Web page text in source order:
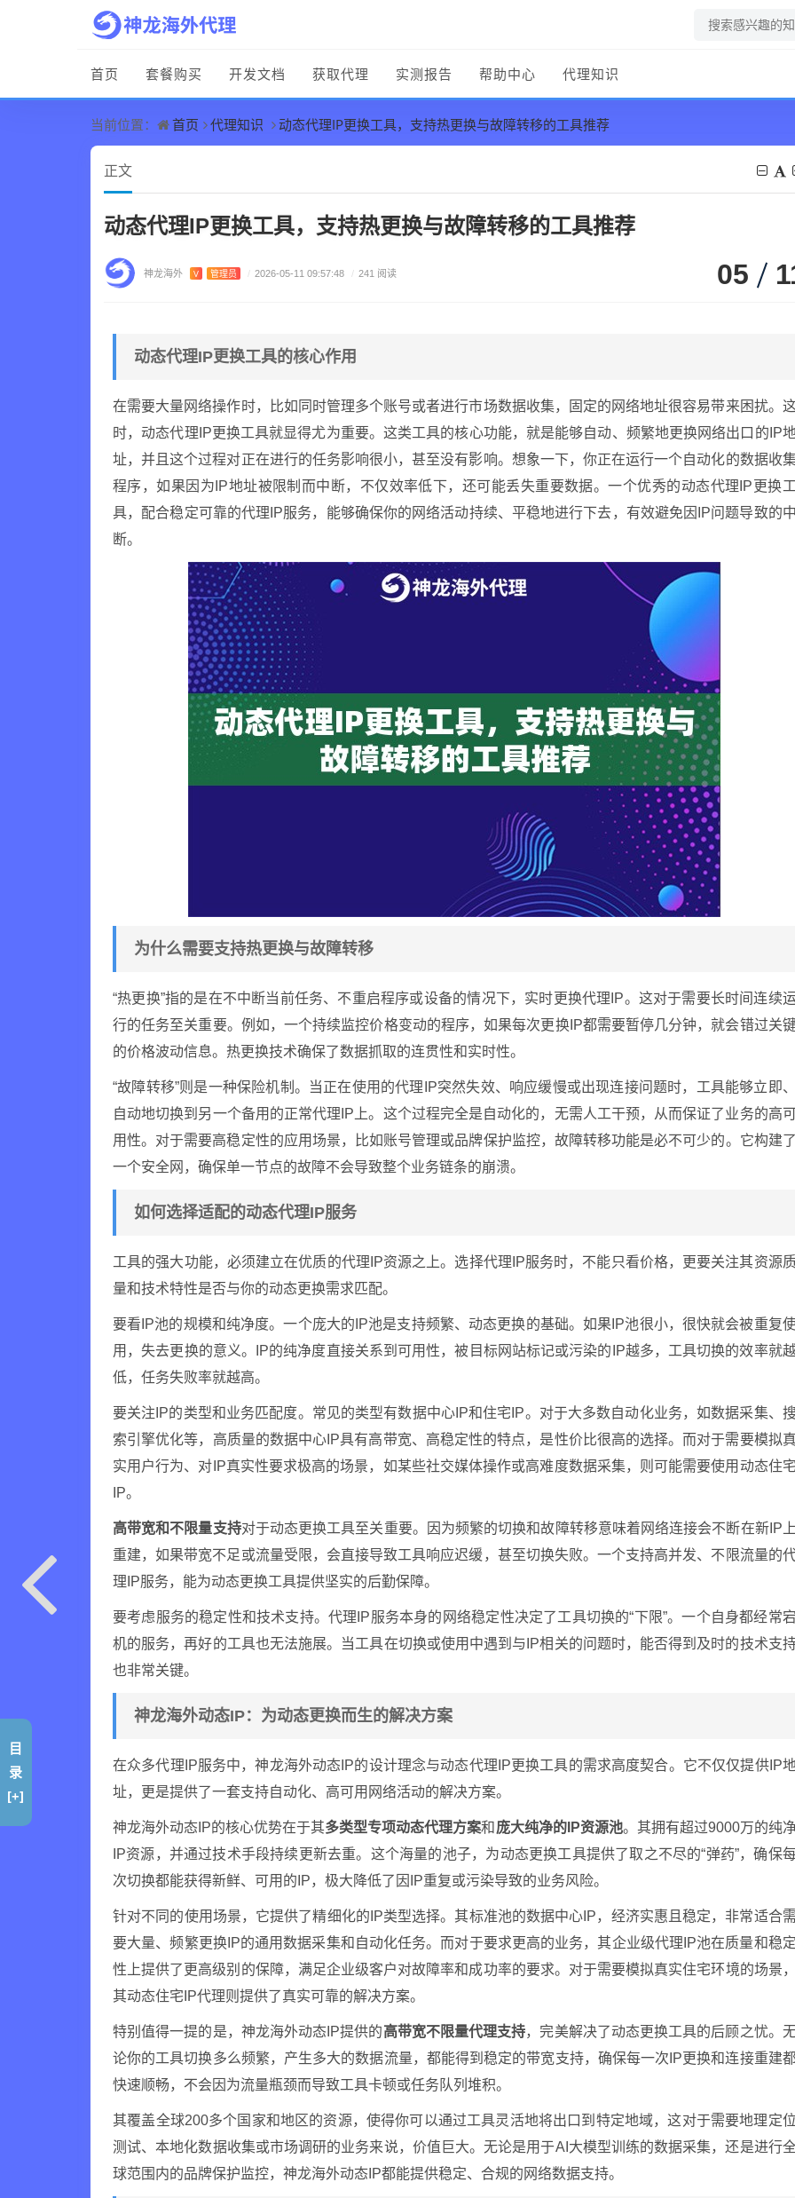
首页 套餐购买 开发文档 获取代理 实测报告 帮助中心 代理知识
当前位置： 首页 代理知识 动态代理IP更换工具，支持热更换与故障转移的工具推荐
正文
动态代理IP更换工具，支持热更换与故障转移的工具推荐
神龙海外 V 管理员 / 2026-05-11 09:57:48 / 241 阅读 05
动态代理IP更换工具的核心作用
在需要大量网络操作时，比如同时管理多个账号或者进行市场数据收集，固定的网络地址很容易带来困扰。这
时，动态代理IP更换工具就显得尤为重要。这类工具的核心功能，就是能够自动、频繁地更换网络出口的IP
址，并且这个过程对正在进行的任务影响很小，甚至没有影响。想象一下，你正在运行一个自动化的数据收
程序，如果因为IP地址被限制而中断，不仅效率低下，还可能丢失重要数据。一个优秀的动态代理IP更换工
具，配合稳定可靠的代理IP服务，能够确保你的网络活动持续、平稳地进行下去，有效避免因IP问题导致的中
断。
为什么需要支持热更换与故障转移
“热更换”指的是在不中断当前任务、不重启程序或设备的情况下，实时更换代理IP。这对于需要长时间连续
行的任务至关重要。例如，一个持续监控价格变动的程序，如果每次更换IP都需要暂停几分钟，就会错过关
的价格波动信息。热更换技术确保了数据抓取的连贯性和实时性。
“故障转移”则是一种保险机制。当正在使用的代理IP突然失效、响应缓慢或出现连接问题时，工具能够立即、
自动地切换到另一个备用的正常代理IP上。这个过程完全是自动化的，无需人工干预，从而保证了业务的高
用性。对于需要高稳定性的应用场景，比如账号管理或品牌保护监控，故障转移功能是必不可少的。它构建了
一个安全网，确保单一节点的故障不会导致整个业务链条的崩溃。
如何选择适配的动态代理IP服务
工具的强大功能，必须建立在优质的代理IP资源之上。选择代理IP服务时，不能只看价格，更要关注其资源
量和技术特性是否与你的动态更换需求匹配。
要看IP池的规模和纯净度。一个庞大的IP池是支持频繁、动态更换的基础。如果IP池很小，很快就会被重复
用，失去更换的意义。IP的纯净度直接关系到可用性，被目标网站标记或污染的IP越多，工具切换的效率就
低，任务失败率就越高。
要关注IP的类型和业务匹配度。常见的类型有数据中心IP和住宅IP。对于大多数自动化业务，如数据采集、搜
索引擎优化等，高质量的数据中心IP具有高带宽、高稳定性的特点，是性价比很高的选择。而对于需要模拟真
实用户行为、对IP真实性要求极高的场景，如某些社交媒体操作或高难度数据采集，则可能需要使用动态住宅
IP。
高带宽和不限量支持对于动态更换工具至关重要。因为频繁的切换和故障转移意味着网络连接会不断在新IP上
重建，如果带宽不足或流量受限，会直接导致工具响应迟缓，甚至切换失败。一个支持高并发、不限流量的
理IP服务，能为动态更换工具提供坚实的后勤保障。
要考虑服务的稳定性和技术支持。代理IP服务本身的网络稳定性决定了工具切换的“下限”。一个自身都经常宕
机的服务，再好的工具也无法施展。当工具在切换或使用中遇到与IP相关的问题时，能否得到及时的技术支
也非常关键。
神龙海外动态IP：为动态更换而生的解决方案
在众多代理IP服务中，神龙海外动态IP的设计理念与动态代理IP更换工具的需求高度契合。它不仅仅提供IP
址，更是提供了一套支持自动化、高可用网络活动的解决方案。
神龙海外动态IP的核心优势在于其多类型专项动态代理方案和 庞大纯净的IP资源池。其拥有超过9000万的纯
IP资源，并通过技术手段持续更新去重。这个海量的池子，为动态更换工具提供了取之不尽的“弹药”，确保
次切换都能获得新鲜、可用的IP，极大降低了因IP重复或污染导致的业务风险。
针对不同的使用场景，它提供了精细化的IP类型选择。其标准池的数据中心IP，经济实惠且稳定，非常适合需
要大量、频繁更换IP的通用数据采集和自动化任务。而对于要求更高的业务，其企业级代理IP池在质量和稳定
性上提供了更高级别的保障，满足企业级客户对故障率和成功率的要求。对于需要模拟真实住宅环境的场景，
其动态住宅IP代理则提供了真实可靠的解决方案。
特别值得一提的是，神龙海外动态IP提供的高带宽不限量代理支持，完美解决了动态更换工具的后顾之忧。
论你的工具切换多么频繁，产生多大的数据流量，都能得到稳定的带宽支持，确保每一次IP更换和连接重建
快速顺畅，不会因为流量瓶颈而导致工具卡顿或任务队列堆积。
其覆盖全球200多个国家和地区的资源，使得你可以通过工具灵活地将出口到特定地域，这对于需要地理定位
测试、本地化数据收集或市场调研的业务来说，价值巨大。无论是用于AI大模型训练的数据采集，还是进行
球范围内的品牌保护监控，神龙海外动态IP都能提供稳定、合规的网络数据支持。
目
录
[+]